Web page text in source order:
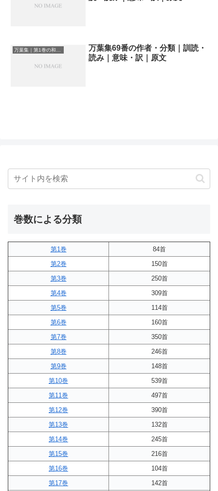
万葉集69番の作者・分類｜訓読・
読み｜意味・訳｜原文
巻数による分類
第1巻
84首
第2巻
150首
第3巻
250首
第4巻
309首
第5巻
114首
第6巻
160首
第7巻
350首
第8巻
246首
第9巻
148首
第10巻
539首
第11巻
497首
第12巻
390首
第13巻
132首
第14巻
245首
第15巻
216首
第16巻
104首
第17巻
142首